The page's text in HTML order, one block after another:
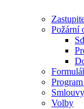
Požární
Smlouvy
Volby